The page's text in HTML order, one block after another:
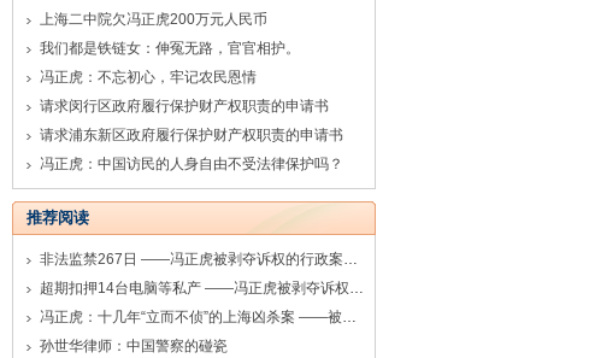
上海二中院欠冯正虎200万元人民币
我们都是铁链女：伸冤无路，官官相护。
冯正虎：不忘初心，牢记农民恩情
请求闵行区政府履行保护财产权职责的申请书
请求浦东新区政府履行保护财产权职责的申请书
冯正虎：中国访民的人身自由不受法律保护吗？
推荐阅读
非法监禁267日 ——冯正虎被剥夺诉权的行政案件系列之七
超期扣押14台电脑等私产 ——冯正虎被剥夺诉权的行政案件系列之一
冯正虎：十几年“立而不侦”的上海凶杀案 ——被害人之母叶桂香控告涉嫌渎职罪的上海松江警方相关人员
孙世华律师：中国警察的碰瓷